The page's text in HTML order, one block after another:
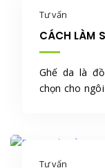
Tư vấn
CÁCH LÀM
Ghế da là
chọn cho
Tư vấn